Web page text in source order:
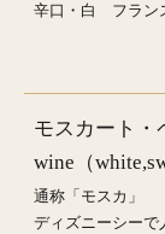
辛口・白 フラ
モスカート
wine（
通称「モスカ」
ディズニーシーで